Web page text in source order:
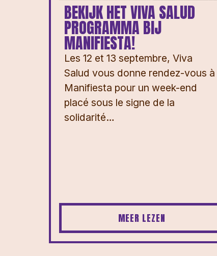
BEKIJK HET VIVA SALUD
PROGRAMMA BIJ
MANIFIESTA!
Les 12 et 13 septembre, Viva
Salud vous donne rendez-vous à
Manifiesta pour un week-end
placé sous le signe de la
solidarité…
MEER LEZEN